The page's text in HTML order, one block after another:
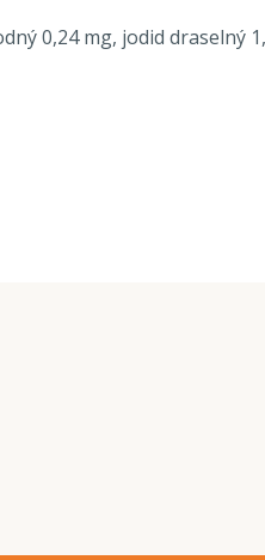
0,24 mg, jodid